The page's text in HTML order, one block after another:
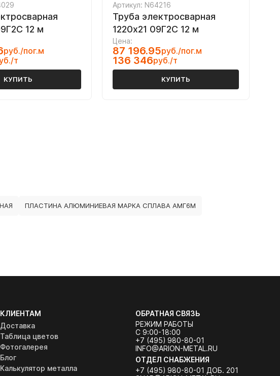
12 м
руб./пог.м
т
КУПИТЬ
Артикул: N64216
Труба электросварная
1220х21 09Г2С 12 м
Цена:
87 196.95руб./пог.м
136 346руб./т
КУПИТЬ
ПЛАСТИНА АЛЮМИНИЕВАЯ МАРКА СПЛАВА АМГ6М
КЛИЕНТАМ
Доставка
Таблица цветов
Фотогалерея
Блог
Калькулятор металла
ОБРАТНАЯ СВЯЗЬ
РЕЖИМ РАБОТЫ
С 9:00-18:00
+7 (495) 980-80-01
INFO@ARION-METAL.RU
ОТДЕЛ СНАБЖЕНИЯ
+7 (495) 980-80-01 ДОБ. 201